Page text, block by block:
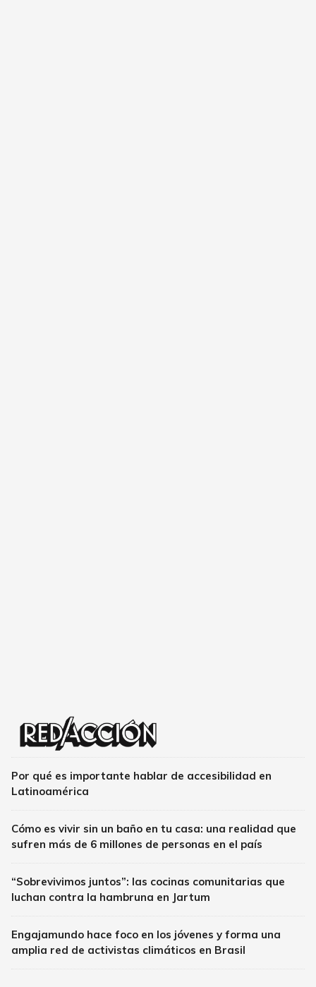
Por qué es importante hablar de accesibilidad en
Latinoamérica
Cómo es vivir sin un baño en tu casa: una realidad que
sufren más de 6 millones de personas en el país
“Sobrevivimos juntos”: las cocinas comunitarias que
luchan contra la hambruna en Jartum
Engajamundo hace foco en los jóvenes y forma una
amplia red de activistas climáticos en Brasil